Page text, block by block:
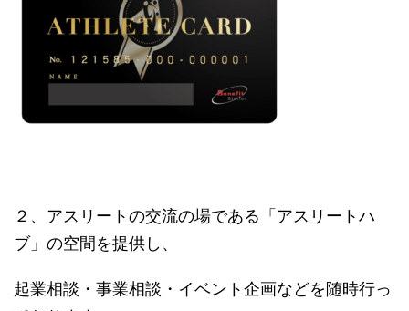
２、アスリートの交流の場である「アスリートハ
ブ」の空間を提供し、
起業相談・事業相談・イベント企画などを随時行っ